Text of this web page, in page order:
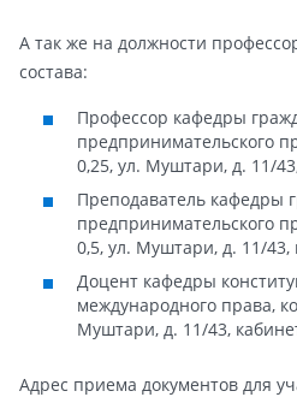
А так же на должности
состава:
Профессор кафедры
предпринимательского
0,25, ул. Муштари, д. 11/
Преподаватель кафедры
предпринимательского
0,5, ул. Муштари, д. 11/43,
Доцент кафедры
международного права,
Муштари, д. 11/43,
Адрес приема документов для